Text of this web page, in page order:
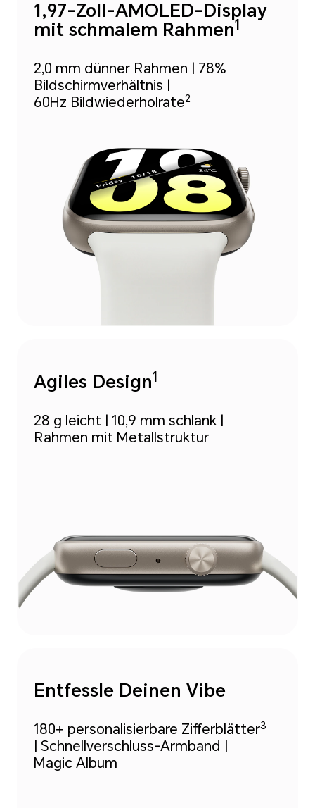
1,97-Zoll-AMOLED-Display
mit schmalem Rahmen1
2,0 mm dünner Rahmen | 78%
Bildschirmverhältnis |
60Hz Bildwiederholrate2
Agiles Design1
28 g leicht | 10,9 mm schlank |
Rahmen mit Metallstruktur
Entfessle Deinen Vibe
180+ personalisierbare Zifferblätter3
| Schnellverschluss-Armband |
Magic Album